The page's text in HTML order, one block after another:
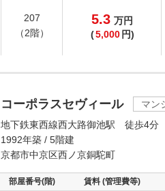
207
（2階）
5.3 万円
(5,000 円)
コーポラスセヴィール
マン
地下鉄東西線西大路御池駅 徒歩4分
1992年築 / 5階建
京都市中京区西ノ京銅駝町
部屋番号(階) 賃料 (管理費等)